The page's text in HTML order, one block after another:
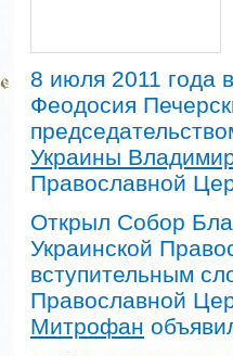
8 июля 2011 года
Феодосия
Украины
Православной
Открыл Собор
Украинской
вступительным
Православной
Митрофан